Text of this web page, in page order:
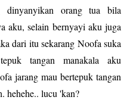
orang tua bila
aku, selain bernyayi aku juga
dari itu sekarang Noofa suka
tangan manakala aku
jarang mau bertepuk tangan
hehehe.. lucu 'kan?